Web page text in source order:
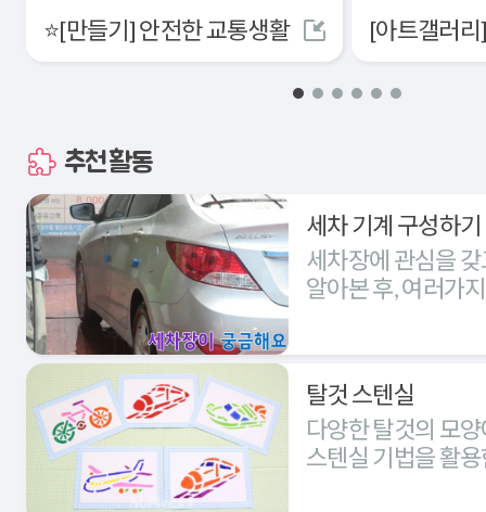
⭐[만들기] 안전한 교통생활
추천활동
세차 기계 구성하기
세차장에 관심을
알아본 후, 여러가
탈것 스텐실
다양한 탈것의 모
스텐실 기법을 활